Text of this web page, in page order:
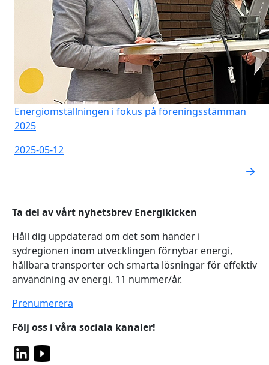
Energiomställningen i fokus på föreningsstämman
2025
2025-05-12
Ta del av vårt nyhetsbrev Energikicken
Håll dig uppdaterad om det som händer i
sydregionen inom utvecklingen förnybar energi,
hållbara transporter och smarta lösningar för effektiv
användning av energi. 11 nummer/år.
Prenumerera
Följ oss i våra sociala kanaler!